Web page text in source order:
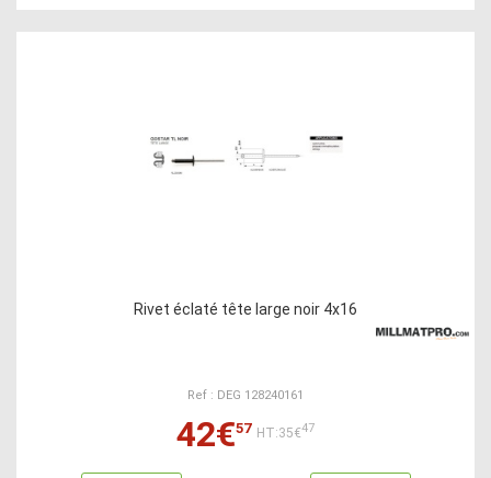
Rivet éclaté tête large noir 4x16
Ref : DEG 128240161
42€57 HT:35€47